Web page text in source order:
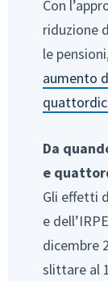
Con
riduzione
le
aumento
Da
e
Gli effetti
e
dicembre
slittare al